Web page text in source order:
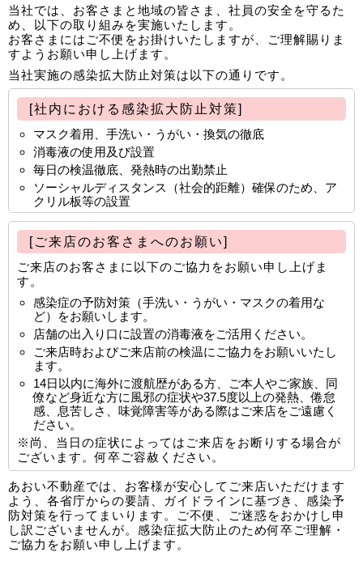
ねぶた期間の営業時間のお知らせ
8月2日3日4日は交通規制の為9時30分～15時
8月5日6日は10時～14時とさせていただきます。
2023-07-24
夏季休業のお知らせ
8月11日(金)～8月15日(火)まで夏季休業とさせていただ
きます。
ご用件がある場合は、留守番電話またはメールまたはラ
インでご連絡いただければと思います。
8月16日(水)から順次対応させていただきます。
ご不便をおかけいたしますが、よろしくお願いいたしま
すｍ(ｖｖ)ｍ
2023-04-29
ゴールデンウィークのお休みのお知らせ
5月5日(金)6日(土)はお休みとさせて頂きます。
みなさまにはご不便をおかけいたしますが、ご用件はメ
ールもしくは留守番電話でうけたまわりまります。7日
(日)より順次ご対応いたしますのでよろしくお願いいた
します。
2022-12-12
臨時休業ならびに年末年始休業のお知らせ
12月16日(金)から18日(日)まで社員研修のため、臨時休
業とさせていただきます。
また、12月29日(木)から1月5日(木)までは年末年始休業
となります。
皆様にはご不便をおかけいたしますが、留守番電話やメ
ール・ラインにてご用件をご連絡いただければ、休業明
けに順次対応させていただきます。よろしくお願いいた
当社では、お客さまと地域の皆さま、社員の安全を守るた
め、以下の取り組みを実施いたします。
お客さまにはご不便をお掛けいたしますが、ご理解賜りま
すようお願い申し上げます。
当社実施の感染拡大防止対策は以下の通りです。
[社内における感染拡大防止対策]
マスク着用、手洗い・うがい・換気の徹底
消毒液の使用及び設置
毎日の検温徹底、発熱時の出勤禁止
ソーシャルディスタンス（社会的距離）確保のため、ア
クリル板等の設置
[ご来店のお客さまへのお願い]
ご来店のお客さまに以下のご協力をお願い申し上げま
す。
感染症の予防対策（手洗い・うがい・マスクの着用な
ど）をお願いします。
店舗の出入り口に設置の消毒液をご活用ください。
ご来店時およびご来店前の検温にご協力をお願いいたし
ます。
14日以内に海外に渡航歴がある方、ご本人やご家族、同
僚など身近な方に風邪の症状や37.5度以上の発熱、倦怠
感、息苦しさ、味覚障害等がある際はご来店をご遠慮く
ださい。
※尚、当日の症状によってはご来店をお断りする場合が
ございます。何卒ご容赦ください。
あおい不動産では、お客様が安心してご来店いただけます
よう、各省庁からの要請、ガイドラインに基づき、感染予
防対策を行ってまいります。ご不便、ご迷惑をおかけし申
し訳ございませんが。感染症拡大防止のため何卒ご理解・
ご協力をお願い申し上げます。